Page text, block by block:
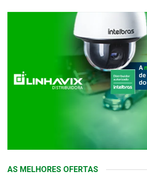
AS MELHORES OFERTAS